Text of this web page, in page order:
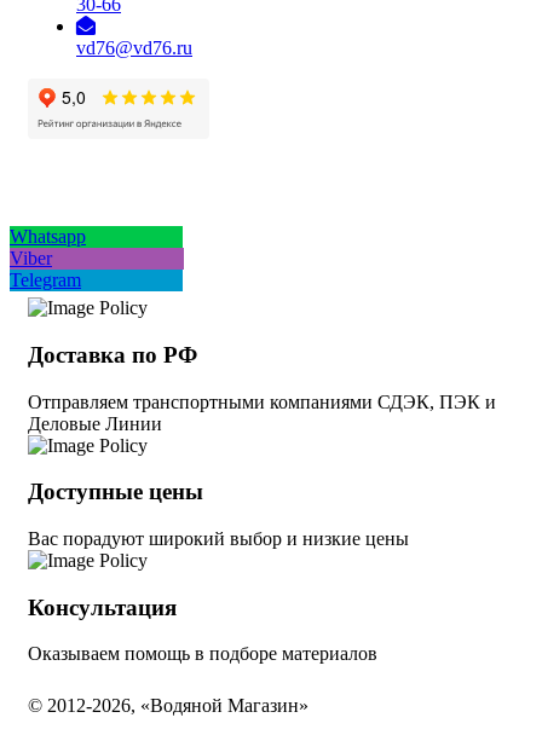
30-66
vd76@vd76.ru
Whatsapp
Viber
Telegram
Доставка по РФ
Отправляем транспортными компаниями СДЭК, ПЭК и
Деловые Линии
Доступные цены
Вас порадуют широкий выбор и низкие цены
Консультация
Оказываем помощь в подборе материалов
© 2012-2026, «Водяной Магазин»